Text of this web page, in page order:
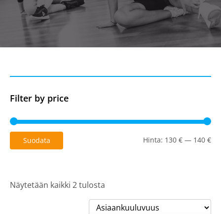
Filter by price
Suodata Hinta: 130 € — 140 €
Näytetään kaikki 2 tulosta